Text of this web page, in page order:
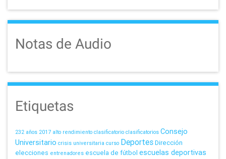
Notas de Audio
Etiquetas
232 años 2017 alto rendimiento clasificatorio clasificatorios Consejo
Universitario crisis universitaria curso DeportesDirección
elecciones entrenadores escuela de fútbol escuelas deportivas